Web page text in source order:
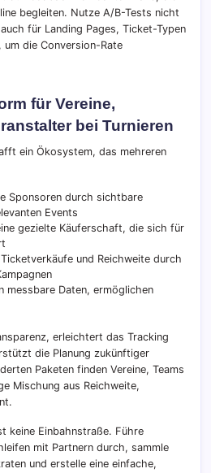
begleiten. Nutze A/B-Tests nicht
für Landing Pages, Ticket-Typen
die Conversion-Rate
für Vereine,
bei Turnieren
ein Ökosystem, das mehreren
Sponsoren durch sichtbare
Events
gezielte Käuferschaft, die sich für
und Reichweite durch
messbare Daten, ermöglichen
erleichtert das Tracking
die Planung zukünftiger
Paketen finden Vereine, Teams
Mischung aus Reichweite,
keine Einbahnstraße. Führe
mit Partnern durch, sammle
und erstelle eine einfache,